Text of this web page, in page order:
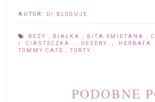
AUTOR: DI BLOGUJE
BEZY , BIAŁKA , BITA ŚMIETANA ,
I CIASTECZKA , DESERY ,
TOMMY CAFE , TORTY
PODOBNE